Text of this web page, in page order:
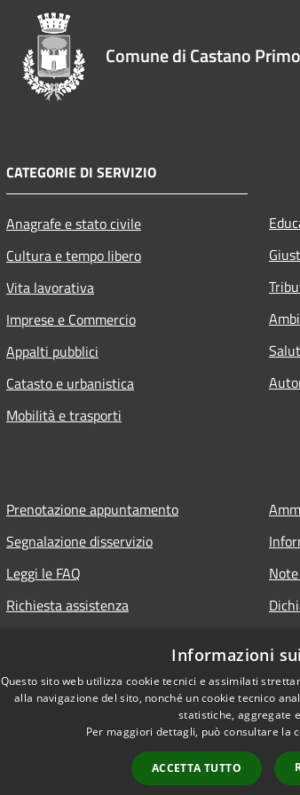
Comune di Castano Primo
CATEGORIE DI SERVIZIO
Anagrafe e stato civile
Cultura e tempo libero
Vita lavorativa
Imprese e Commercio
Appalti pubblici
Catasto e urbanistica
Mobilità e trasporti
Prenotazione appuntamento
Segnalazione disservizio
Leggi le FAQ
Richiesta assistenza
Informazioni
Questo sito web utilizza cookie tecnici e assimilati
alla navigazione del sito, nonché un cookie tecnico
statistiche, aggregate
Per maggiori dettagli, può consultare la
ACCETTA TUTTO